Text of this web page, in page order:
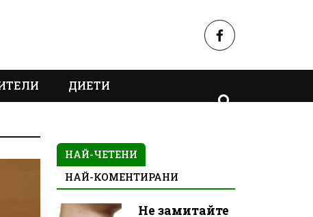
ДИЕТИ
НАЙ-ЧЕТЕНИ
НАЙ-КОМЕНТИРАНИ
Не замитайте